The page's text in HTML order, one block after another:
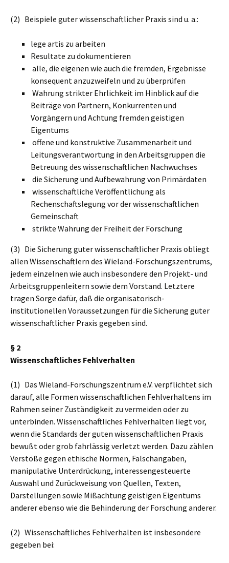
(2) Beispiele guter wissenschaftlicher Praxis sind u. a.:
lege artis zu arbeiten
Resultate zu dokumentieren
alle, die eigenen wie auch die fremden, Ergebnisse
konsequent anzuzweifeln und zu überprüfen
Wahrung strikter Ehrlichkeit im Hinblick auf die
Beiträge von Partnern, Konkurrenten und
Vorgängern und Achtung fremden geistigen
Eigentums
offene und konstruktive Zusammenarbeit und
Leitungsverantwortung in den Arbeitsgruppen die
Betreuung des wissenschaftlichen Nachwuchses
die Sicherung und Aufbewahrung von Primärdaten
wissenschaftliche Veröffentlichung als
Rechenschaftslegung vor der wissenschaftlichen
Gemeinschaft
strikte Wahrung der Freiheit der Forschung
(3) Die Sicherung guter wissenschaftlicher Praxis obliegt
allen Wissenschaftlern des Wieland-Forschungszentrums,
jedem einzelnen wie auch insbesondere den Projekt- und
Arbeitsgruppenleitern sowie dem Vorstand. Letztere
tragen Sorge dafür, daß die organisatorisch-
institutionellen Voraussetzungen für die Sicherung guter
wissenschaftlicher Praxis gegeben sind.
§ 2
Wissenschaftliches Fehlverhalten
(1) Das Wieland-Forschungszentrum e.V. verpflichtet sich
darauf, alle Formen wissenschaftlichen Fehlverhaltens im
Rahmen seiner Zuständigkeit zu vermeiden oder zu
unterbinden. Wissenschaftliches Fehlverhalten liegt vor,
wenn die Standards der guten wissenschaftlichen Praxis
bewußt oder grob fahrlässig verletzt werden. Dazu zählen
Verstöße gegen ethische Normen, Falschangaben,
manipulative Unterdrückung, interessengesteuerte
Auswahl und Zurückweisung von Quellen, Texten,
Darstellungen sowie Mißachtung geistigen Eigentums
anderer ebenso wie die Behinderung der Forschung anderer.
(2) Wissenschaftliches Fehlverhalten ist insbesondere
gegeben bei: